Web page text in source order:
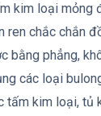
kim loại mỏng
ren chắc chắn
bằng phẳng,
các loại
tấm kim loại, tủ